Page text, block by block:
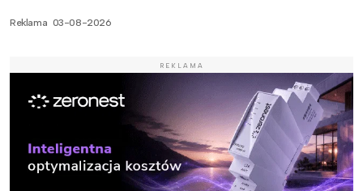
Reklama 03-08-2026
REKLAMA